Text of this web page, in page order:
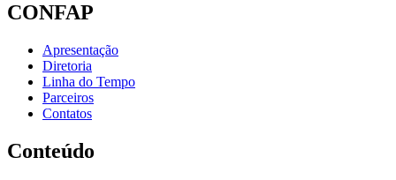
CONFAP
Apresentação
Diretoria
Linha do Tempo
Parceiros
Contatos
Conteúdo